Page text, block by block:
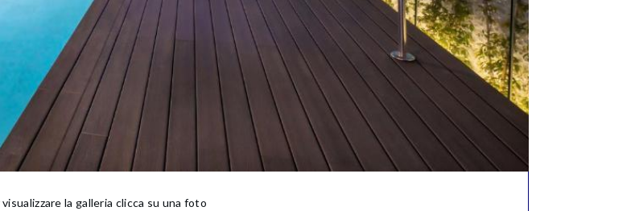
visualizzare la galleria clicca su una foto